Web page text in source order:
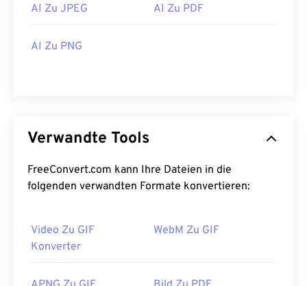
AI Zu JPEG AI Zu PDF
AI Zu PNG
Verwandte Tools
FreeConvert.com kann Ihre Dateien in die
folgenden verwandten Formate konvertieren:
Video Zu GIF
Konverter
WebM Zu GIF